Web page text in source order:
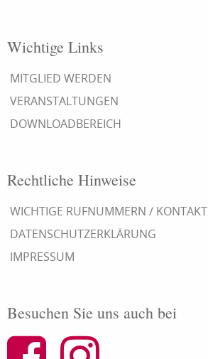
Wichtige Links
MITGLIED WERDEN
VERANSTALTUNGEN
DOWNLOADBEREICH
Rechtliche Hinweise
WICHTIGE RUFNUMMERN / KONTAKT
DATENSCHUTZERKLÄRUNG
IMPRESSUM
Besuchen Sie uns auch bei